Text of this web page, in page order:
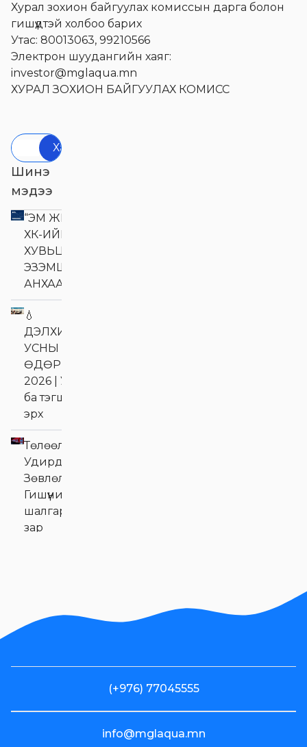
Хурал зохион байгуулах комиссын дарга болон
гишүүдтэй холбоо барих
Утас: 80013063, 99210566
Электрон шуудангийн хаяг:
investor@mglaqua.mn
ХУРАЛ ЗОХИОН БАЙГУУЛАХ КОМИСС
Хайх
Шинэ
мэдээ
“ЭМ ЖИ ЭЛ АКУА”
ХК-ИЙН
ХУВЬЦАА
ЭЗЭМШИГЧДИЙН
АНХААРАЛД
💧
ДЭЛХИЙН
УСНЫ
ӨДӨР
2026 | Ус
ба тэгш
эрх
Төлөөлөн
Удирдах
Зөвлөлийн
Гишүүний сонгон
шалгаруулалтын
зар
олон нийтээс
(+976) 77045555
info@mglaqua.mn